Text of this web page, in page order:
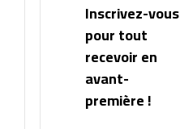
Inscrivez-vous
pour tout
recevoir en
avant-
première !